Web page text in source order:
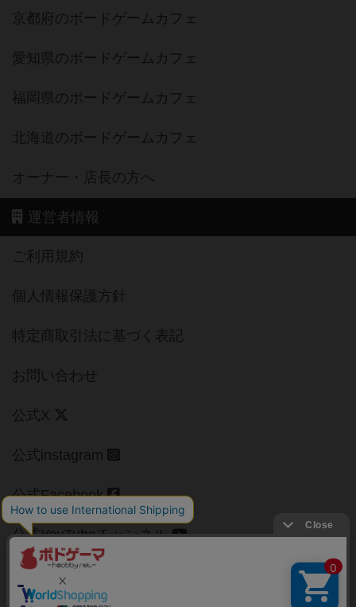
京都府のボードゲームカフェ
愛知県のボードゲームカフェ
福岡県のボードゲームカフェ
北海道のボードゲームカフェ
オーナー・店長の方へ
運営者情報
ご利用規約
個人情報保護方針
特定商取引法に基づく表記
お問い合わせ
公式X
公式instagram
公式Facebook
公式YouTubeチャンネル